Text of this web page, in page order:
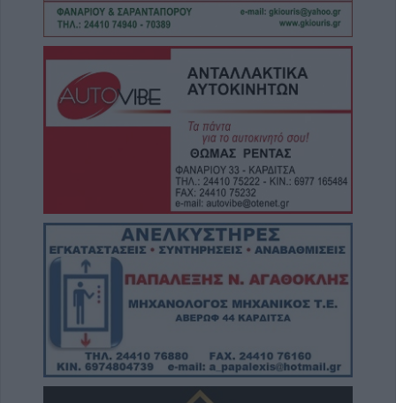
κ. Τιμόθεου το διήμερο 10-11 Αυγούστου
9 Αυγούστου 2026, 16:14
Παράταση έως τις 9 Νοεμβρίου για το έργο
επέκτασης του δικτύου ύδρευσης στην Τ.Κ.
Αργυρίου
9 Αυγούστου 2026, 15:38
Συνεδρίαση Επιτροπής Εκτίμησης Κινδύνου
για τους ισχυρούς ανέμους και ριπές έως 9
μποφόρ τη Δευτέρα (10/8)
Με αργούς ρυθμούς οι εξελίξεις
μετεγκατάστασης του Λαμπερού - Τι
προβλέπει μελέτη υποστηρικτικών
διαδικασιών
Την Κυριακή 9 Αυγούστου κηδεία του
Κωνσταντίνου Θέου